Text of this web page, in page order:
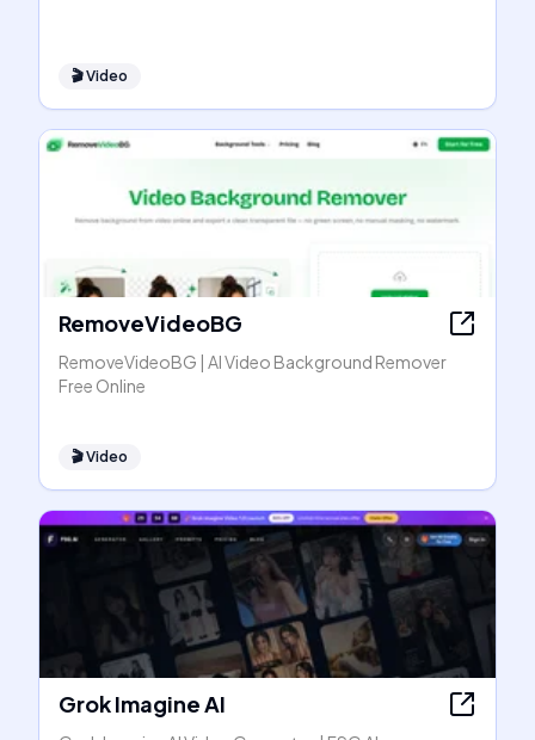
🎬Video
RemoveVideoBG
RemoveVideoBG | AI Video Background Remover
Free Online
🎬Video
Grok Imagine AI